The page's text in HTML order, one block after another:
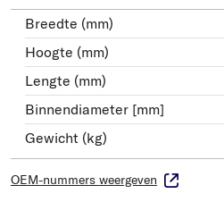
Breedte (mm)
Hoogte (mm)
Lengte (mm)
Binnendiameter [mm]
Gewicht (kg)
OEM-nummers weergeven